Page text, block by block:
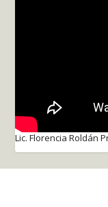
Lic. Florencia Roldán